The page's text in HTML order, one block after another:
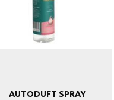
AUTODUFT SPRAY